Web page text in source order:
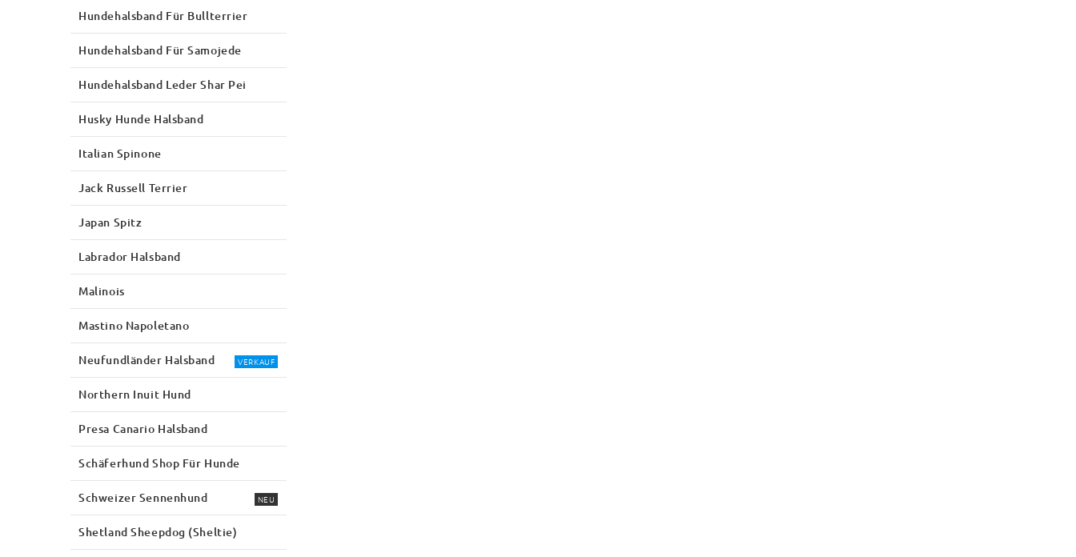
Hundehalsband Für Bullterrier
Hundehalsband Für Samojede
Hundehalsband Leder Shar Pei
Husky Hunde Halsband
Italian Spinone
Jack Russell Terrier
Japan Spitz
Labrador Halsband
Malinois
Mastino Napoletano
Neufundländer Halsband VERKAUF
Northern Inuit Hund
Presa Canario Halsband
Schäferhund Shop Für Hunde
Schweizer Sennenhund NEU
Shetland Sheepdog (Sheltie)